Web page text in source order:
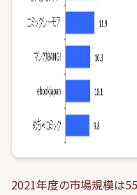
2021年度の市場規模は